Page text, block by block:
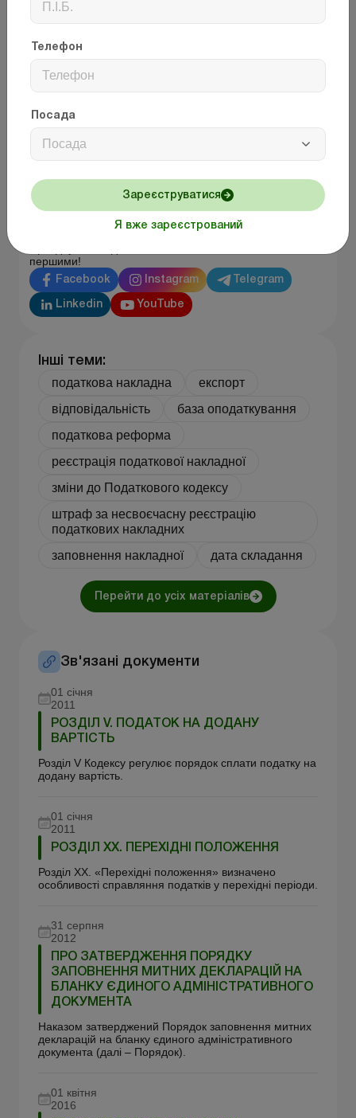
Зверніть увагу!
Тепер ви можете читати бухгалтерські новини від
“Uteka.ua” у Telegram, а обговорювати їх у наших
першими!
Facebook Instagram Telegram
Linkedin YouTube
Інші теми:
податкова накладна
експорт
відповідальність
база оподаткування
податкова реформа
реєстрація податкової накладної
зміни до Податкового кодексу
штраф за несвоєчасну реєстрацію
податкових накладних
заповнення накладної
дата складання
Перейти до усіх матеріалів
Зв'язані документи
01 січня
2011
РОЗДІЛ V. ПОДАТОК НА ДОДАНУ
ВАРТІСТЬ
Розділ V Кодексу регулює порядок сплати податку на
додану вартість.
01 січня
2011
РОЗДІЛ XX. ПЕРЕХІДНІ ПОЛОЖЕННЯ
Розділ XX. «Перехідні положення» визначено
особливості справляння податків у перехідні періоди.
31 серпня
2012
ПРО ЗАТВЕРДЖЕННЯ ПОРЯДКУ
ЗАПОВНЕННЯ МИТНИХ ДЕКЛАРАЦІЙ НА
БЛАНКУ ЄДИНОГО АДМІНІСТРАТИВНОГО
ДОКУМЕНТА
Наказом затверджений Порядок заповнення митних
декларацій на бланку єдиного адміністративного
документа (далі – Порядок).
01 квітня
2016
Телефон
Посада
Посада
Я вже зареєстрований
Зареєструватися